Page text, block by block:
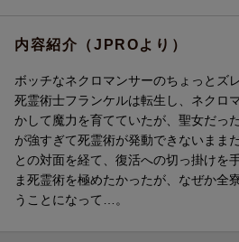
内容紹介（JPROより）
ボッチなネクロマンサーのちょっとズ
死霊術士フランケルは転生し、ネクロ
かして魔力を育てていたが、聖女だっ
が強すぎて死霊術が発動できないまま
との対面を経て、復活への切っ掛けを
ま死霊術を極めたかったが、なぜか全
うことになって…。